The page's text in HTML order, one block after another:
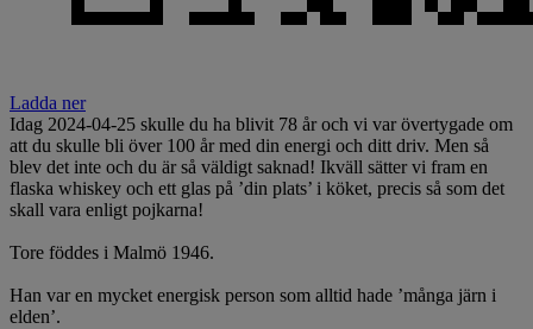
Ladda ner
Idag 2024-04-25 skulle du ha blivit 78 år och vi var övertygade om
att du skulle bli över 100 år med din energi och ditt driv. Men så
blev det inte och du är så väldigt saknad! Ikväll sätter vi fram en
flaska whiskey och ett glas på ’din plats’ i köket, precis så som det
skall vara enligt pojkarna!
Tore föddes i Malmö 1946.
Han var en mycket energisk person som alltid hade ’många järn i
elden’.